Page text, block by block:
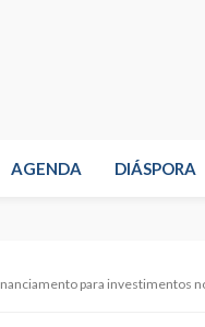
AGENDA DIÁSPORA
investimentos no Porto de Ponta Delgada são mérito